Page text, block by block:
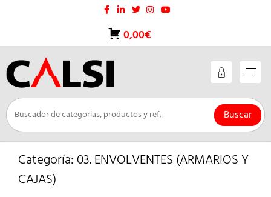
0,00€
Buscar
Categoría: 03. ENVOLVENTES (ARMARIOS Y
CAJAS)